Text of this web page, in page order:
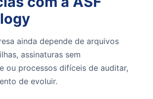
ainda depende de arquivos
assinaturas sem
ou processos difíceis de auditar,
de evoluir.